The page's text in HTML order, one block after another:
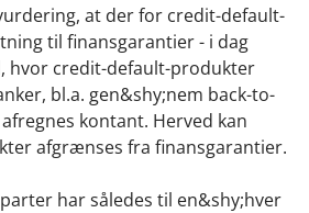
at der for credit-default-
til finansgarantier - i dag
hvor credit-default-produkter
bl.a. gen&shy;nem back-to-
kontant. Herved kan
afgrænses fra finansgarantier.
har således til en&shy;hver